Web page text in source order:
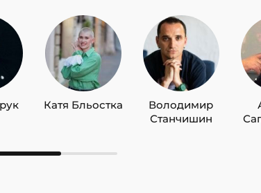
Катя Бльостка
Володимир
Станчишин